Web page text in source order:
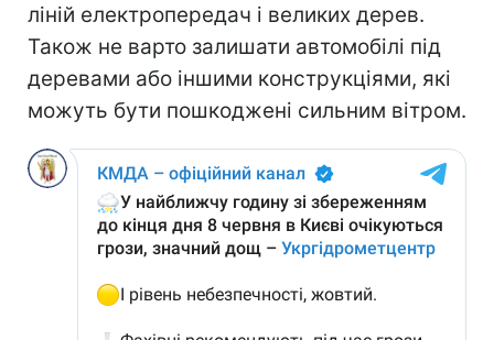
ліній електропередач і великих дерев.
Також не варто залишати автомобілі під
деревами або іншими конструкціями, які
можуть бути пошкоджені сильним вітром.